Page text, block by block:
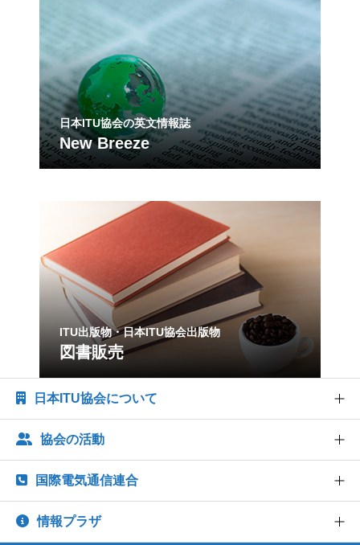
日本ITU協会の英文情報誌
New Breeze
ITU出版物・日本ITU協会出版物
図書販売
日本ITU協会について
協会概要
法人賛助会員のご案内
協会の活動
世界情報社会・電気通信日記念行事
国際電気通信連合
ITU とは
情報プラザ